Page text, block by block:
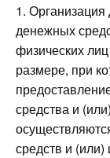
1.
денежных
физических
размере, при
средства и
средств и